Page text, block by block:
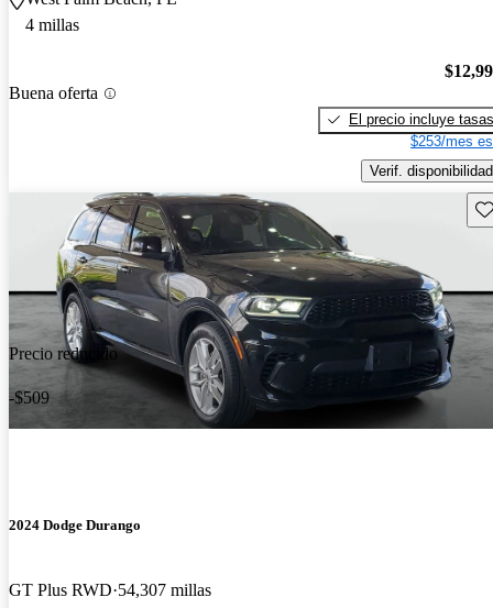
4 millas
Buena oferta
El precio incluye tasas
$253/mes
Verif. disponibilidad
Precio reducido
-$509
2024 Dodge Durango
GT Plus RWD 54,307 millas